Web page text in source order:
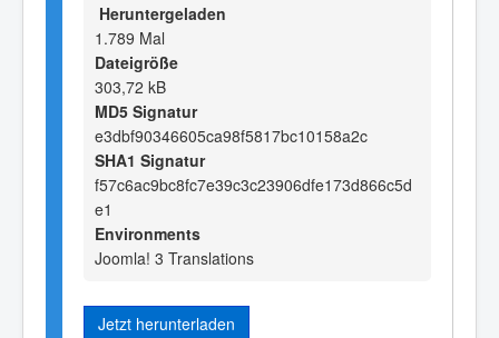
Heruntergeladen
1.789 Mal
Dateigröße
303,72 kB
MD5 Signatur
e3dbf90346605ca98f5817bc10158a2c
SHA1 Signatur
f57c6ac9bc8fc7e39c3c23906dfe173d866c5d
e1
Environments
Joomla! 3 Translations
Jetzt herunterladen